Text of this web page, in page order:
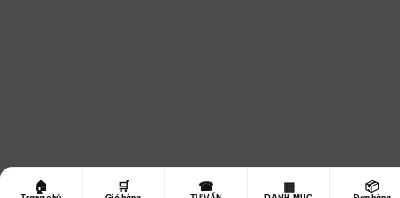
🏠 🛒 ☎ ▦ 📦